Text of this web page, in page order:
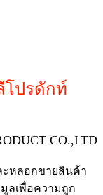
โปรดักท์
CO.,LTD
ะหลอกขายสินค้า
ลเพื่อความถูก